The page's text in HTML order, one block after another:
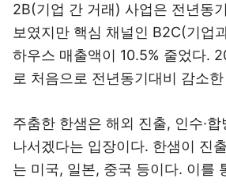
2B(기업 간 거래) 사업은 전년동
보였지만 핵심 채널인 B2C(기업
하우스 매출액이 10.5% 줄었다.
로 처음으로 전년동기대비 감소
주춤한 한샘은 해외 진출, 인수·
나서겠다는 입장이다. 한샘이 진
는 미국, 일본, 중국 등이다. 이를